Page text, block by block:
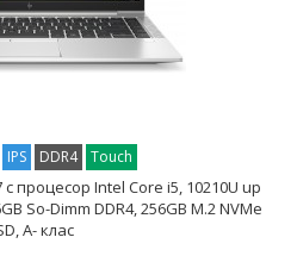
IPS DDR4 Touch
процесор Intel Core i5, 10210U up
So-Dimm DDR4, 256GB M.2 NVMe
A- клас